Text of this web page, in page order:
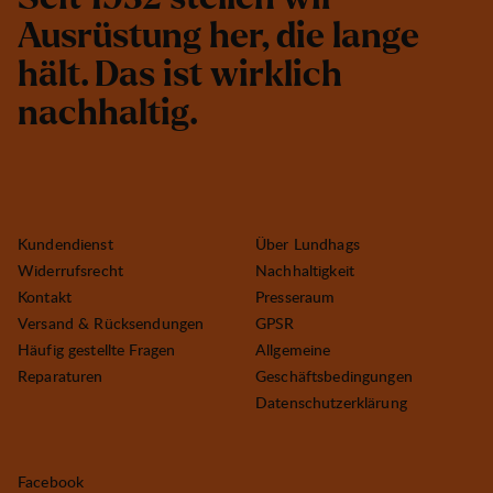
Ausrüstung her, die lange
hält. Das ist wirklich
nachhaltig.
Kundendienst
Widerrufsrecht
Kontakt
Versand & Rücksendungen
Häufig gestellte Fragen
Reparaturen
Über Lundhags
Nachhaltigkeit
Presseraum
GPSR
Allgemeine
Geschäftsbedingungen
Datenschutzerklärung
Facebook